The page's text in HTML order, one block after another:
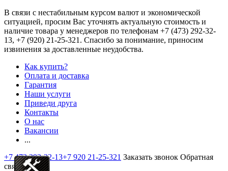
В связи с нестабильным курсом валют и экономической
ситуацией, просим Вас уточнять актуальную стоимость и
наличие товара у менеджеров по телефонам +7 (473) 292-32-
13, +7 (920) 21-25-321 . Спасибо за понимание, приносим
извинения за доставленные неудобства.
Как купить?
Оплата и доставка
Гарантия
Наши услуги
Приведи друга
Контакты
О нас
Вакансии
...
+7 473 292-32-13+7 920 21-25-321 Заказать звонок Обратная
связь